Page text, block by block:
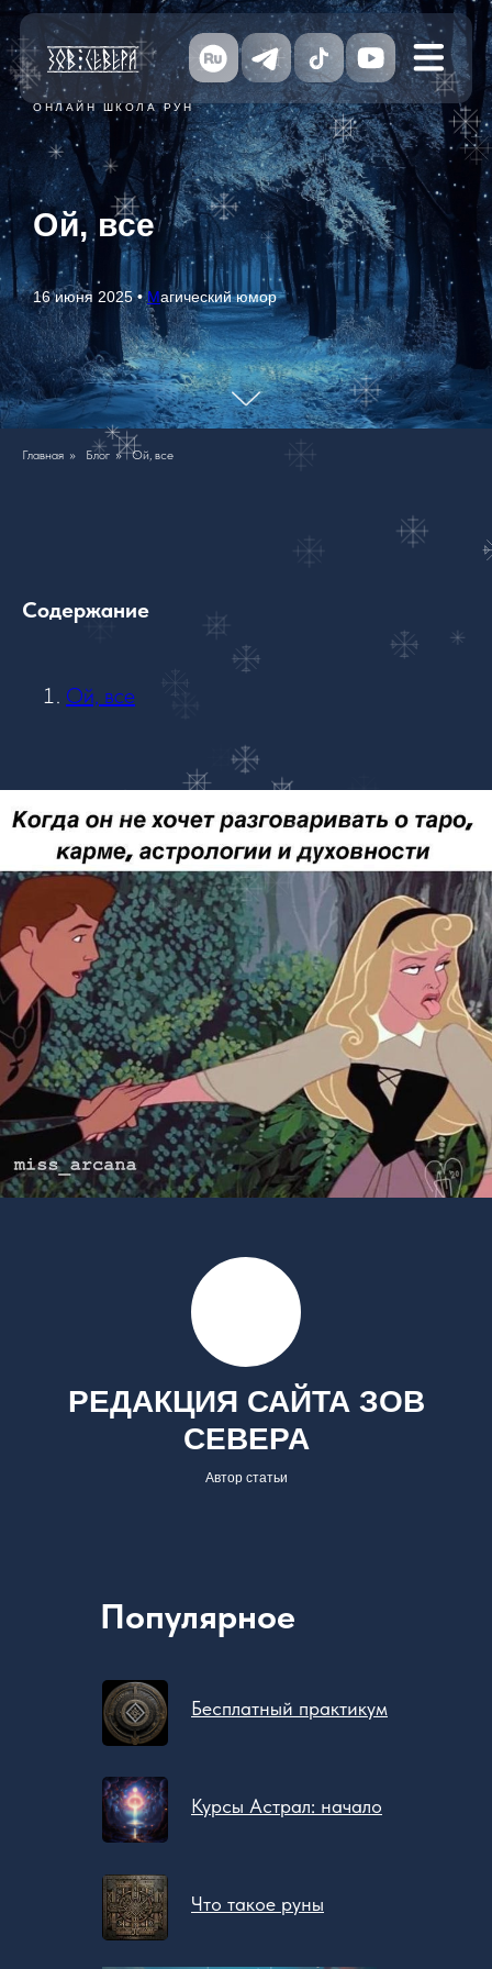
ОНЛАЙН ШКОЛА РУН
Ой, все
16 июня 2025 •Магический юмор
Главная » Блог » Ой, все
Содержание
Ой, все
РЕДАКЦИЯ САЙТА ЗОВ
СЕВЕРА
Автор статьи
Что такое руны
Курсы Астрал: начало
Бесплатный практикум
Популярное